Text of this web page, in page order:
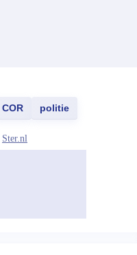
COR politie
Ster.nl